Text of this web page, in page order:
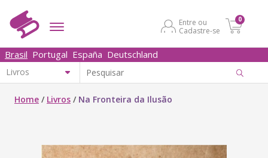
Entre ou
Cadastre-se
0
Brasil Portugal España Deutschland
Home / Livros / Na Fronteira da Ilusão